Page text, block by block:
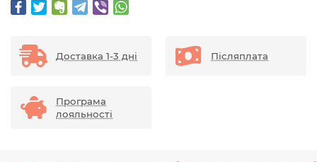
Доставка 1-3 дні Післяплата
Програма
лояльності